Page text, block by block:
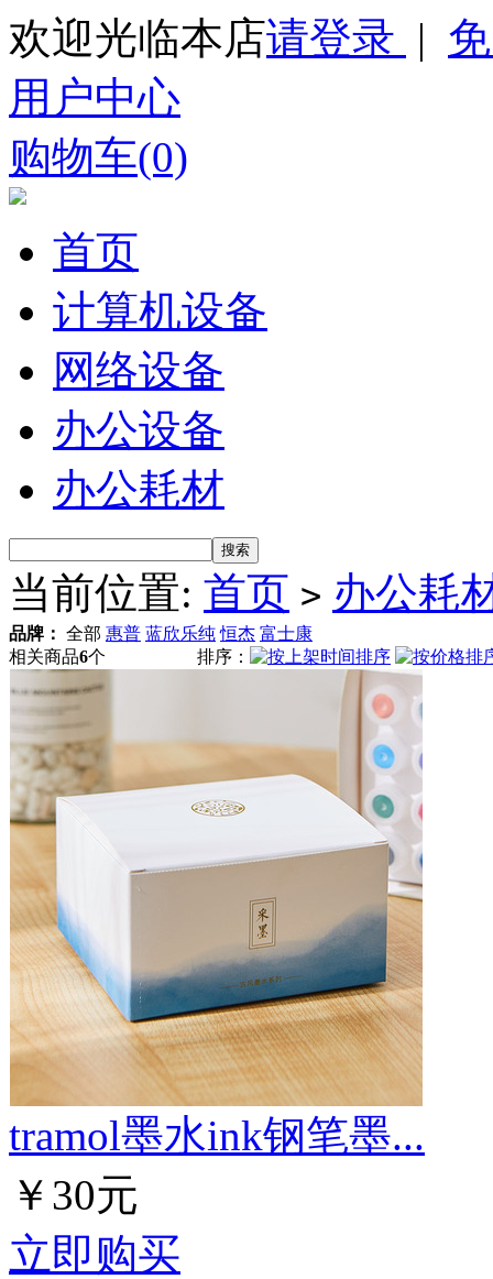
欢迎光临本店请登录 |
用户中心
购物车(0)
首页
计算机设备
网络设备
办公设备
办公耗材
当前位置: 首页 > 办公耗
品牌： 全部 惠普 蓝欣乐纯 恒杰 富士康
相关商品6个 排序：
tramol墨水ink钢笔墨...
￥30元
立即购买